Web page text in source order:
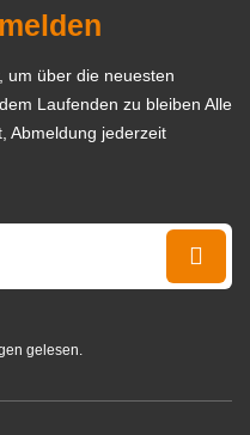
um über die neuesten
Laufenden zu bleiben Alle
Abmeldung jederzeit
gelesen.